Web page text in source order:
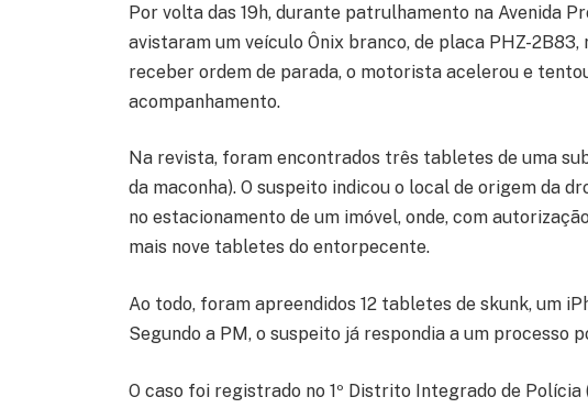
Por volta das 19h, durante patrulhamento na Avenida
avistaram um veículo Ônix branco, de placa PHZ-
receber ordem de parada, o motorista acelerou e
acompanhamento.
Na revista, foram encontrados três tabletes de uma
da maconha). O suspeito indicou o local de origem da
no estacionamento de um imóvel, onde, com
mais nove tabletes do entorpecente.
Ao todo, foram apreendidos 12 tabletes de skunk, um
Segundo a PM, o suspeito já respondia a um processo
O caso foi registrado no 1º Distrito Integrado de Polícia